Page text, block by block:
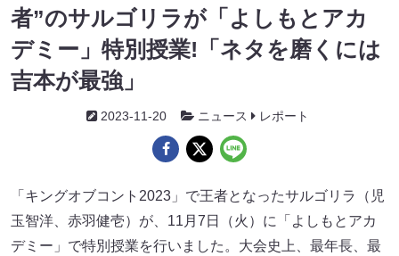
者”のサルゴリラが「よしもとアカ
デミー」特別授業!「ネタを磨くには
吉本が最強」
2023-11-20 ニュース レポート
「キングオブコント2023」で王者となったサルゴリラ（児
玉智洋、赤羽健壱）が、11月7日（火）に「よしもとアカ
デミー」で特別授業を行いました。大会史上、最年長、最